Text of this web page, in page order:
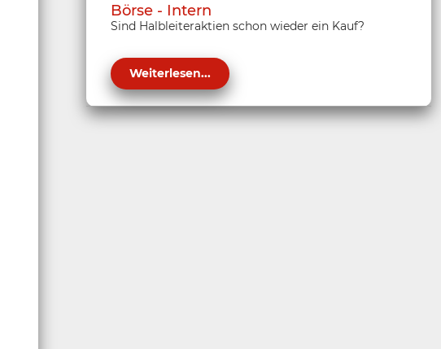
Börse - Intern
Sind Halbleiteraktien schon wieder ein Kauf?
Weiterlesen...